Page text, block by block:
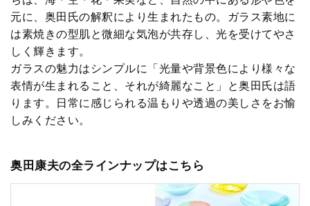
元に、奥田氏の解釈により生まれたもの。ガラス素地に
は素焼きの型肌と微細な気泡が共存し、光を受けてやさ
しく輝きます。
ガラスの魅力はシンプルに「光量や背景色により様々な
表情が生まれること、それが綺麗なこと」と奥田氏は語
ります。日常に感じられる温もりや透過の美しさをお愉
しみください。
奥田康夫の全ラインナップはこちら